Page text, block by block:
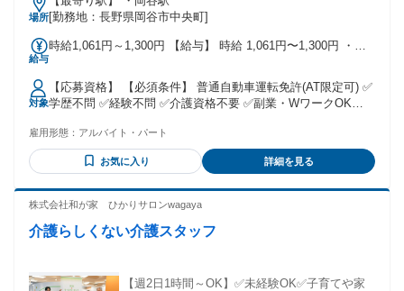
場所[勤務地：長野県岡谷市中央町]
給与
時給1,061円～1,300円 【給与】 時給 1,061円〜1,300円 ・交
対象
【応募資格】 【必須条件】 普通自動車運転免許(AT限定可) ✅
学歴不問 ✅経験不問 ✅介護資格不要 ✅副業・WワークOK
ト】 #学歴不問 #未経験者歓迎 #経験者歓迎 #有資格者歓迎 #
社会保険完備 #U・Iターン歓迎 #昇給あり #40代も応募可 #髪
型・髪色自由 #服装自由 #交通費支給 #50代も応募可 #60代も
婦・主夫歓迎 #フリーター歓迎 #バイク通勤OK #車通勤OK #
出 #スキマ時間勤務
雇用形態： アルバイト・パート
お気に入り 詳細を見る
株式会社和が家 ひかりサロンwagaya
介護らしくない介護スタッフ
【週2日1時間～OK】✅未経験OK✅子育てや家